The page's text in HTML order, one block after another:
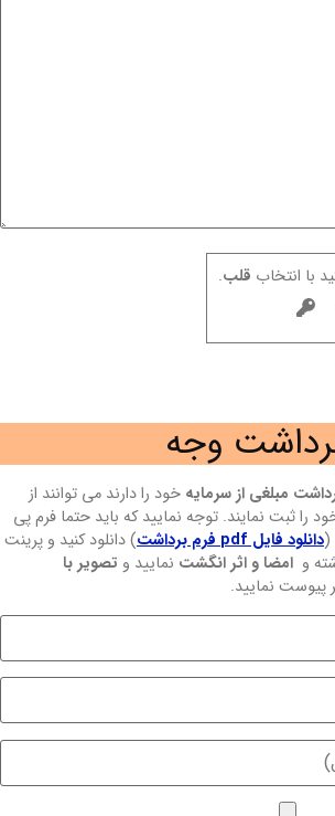
با انتخاب قلب.
وجه
مبلغی از سرمایه خود را دارند می توانند از
را ثبت نمایند. توجه نمایید که باید حتما فرم پی
(دانلود فایل pdf فرم برداشت
) دانلود کنید و پرینت
و امضا و اثر انگشت نمایید و تصویر با
پیوست نمایید.